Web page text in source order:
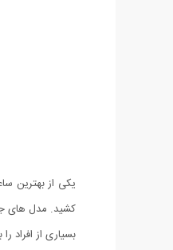
کشید. مدل های
بسیاری از